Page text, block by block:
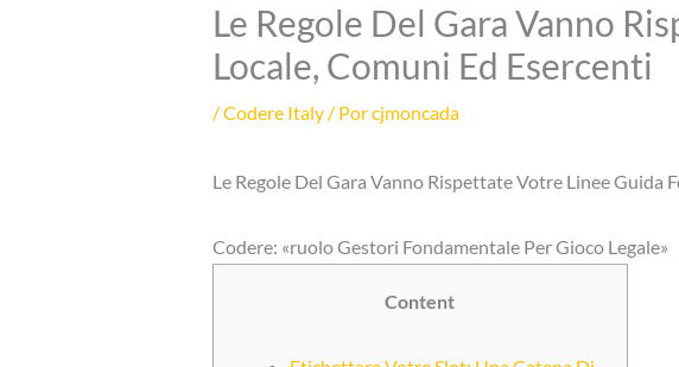
Le Regole Del Gara Vanno
Locale, Comuni Ed Esercenti
/Codere Italy/ Porcjmoncada
Le Regole Del Gara Vanno Rispettate Votre Linee Guida
Codere: «ruolo Gestori Fondamentale Per Gioco Legale»
Content